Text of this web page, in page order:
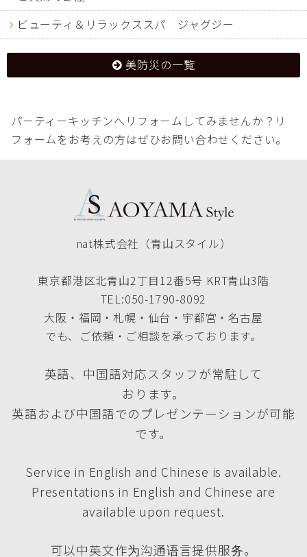
ビューティ＆リラックススパ ジャグジー
美防災の一覧
パーティーキッチンへリフォームしてみませんか？リ
フォームをお考えの方はぜひお問い合わせください。
nat株式会社（青山スタイル）
東京都港区北青山2丁目12番5号 KRT青山3階
TEL:050-1790-8092
大阪・福岡・札幌・仙台・宇都宮・名古屋
でも、ご依頼・ご相談を承っております。
英語、中国語対応スタッフが常駐して
おります。
英語および中国語でのプレゼンテーションが可能
です。
Service in English and Chinese is available.
Presentations in English and Chinese are
available upon request.
可以中英文作为沟通语言提供服务。